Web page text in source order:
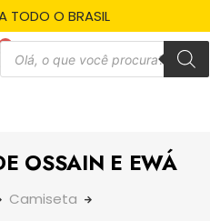
TODO O BRASIL
OSSAIN E EWÁ
Camiseta